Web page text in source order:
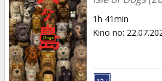
Dāvanu
kartes
Uzkodas
1h 41min
Kino no: